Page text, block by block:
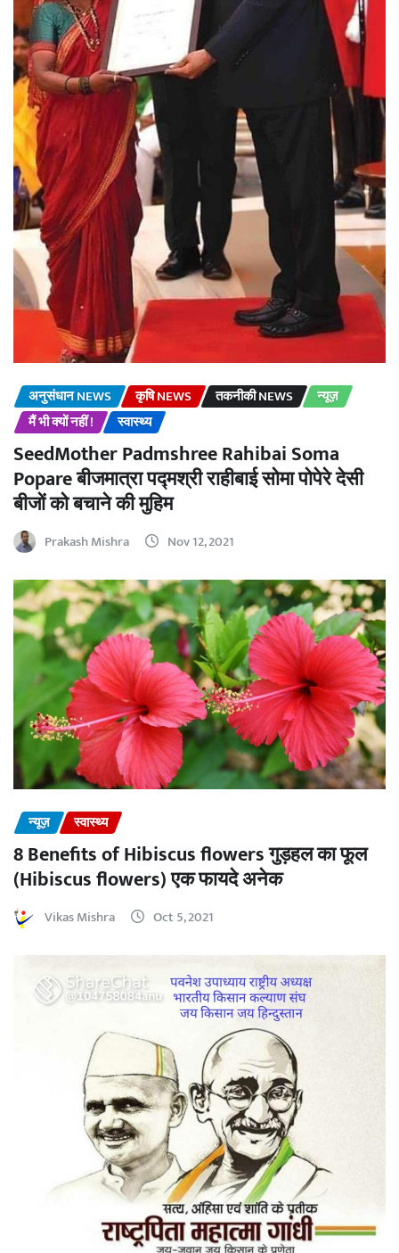
अनुसंधान NEWS कृषि NEWS तकनीकी NEWS
न्यूज़
मैं भी क्यों नहीं !
स्वास्थ्य
SeedMother Padmshree Rahibai Soma
Popare बीजमात्रा पद्मश्री राहीबाई सोमा पोपेरे देसी
बीजों को बचाने की मुहिम
Prakash Mishra Nov 12, 2021
न्यूज़ स्वास्थ्य
8 Benefits of Hibiscus flowers गुड़हल का फूल
(Hibiscus flowers) एक फायदे अनेक
Vikas Mishra Oct 5, 2021